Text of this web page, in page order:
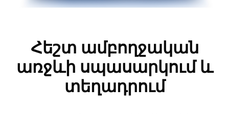
Հեշտ ամբողջական
առջևի սպասարկում և
տեղադրում